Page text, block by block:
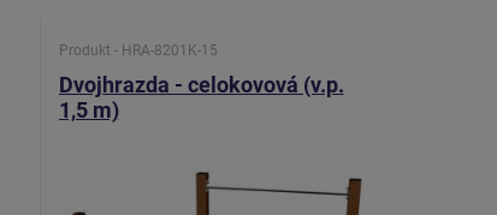
Produkt - HRA-8201K-15
Dvojhrazda - celokovová (v.p.
1,5 m)